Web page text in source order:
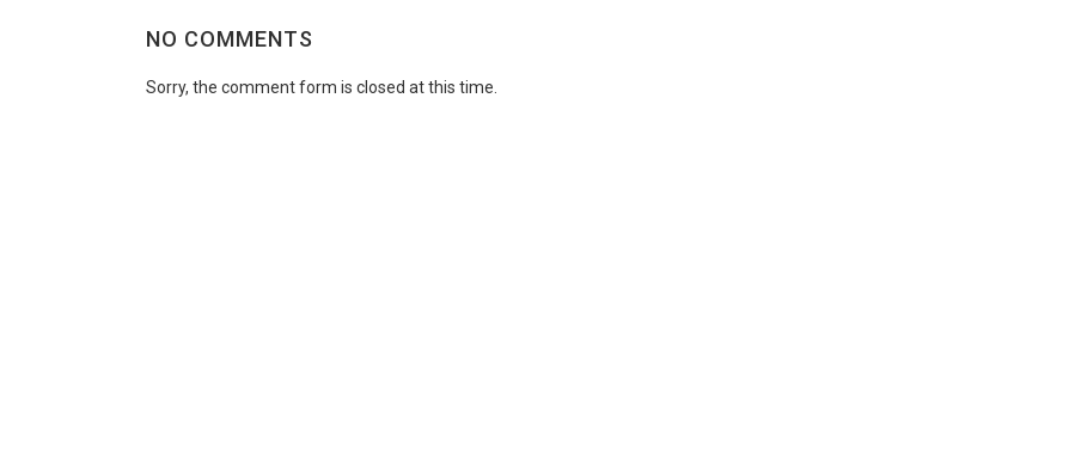
NO COMMENTS
Sorry, the comment form is closed at this time.